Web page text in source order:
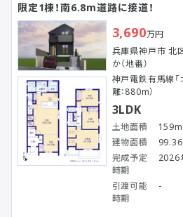
限定1棟！南6.8m道路に接道！
3,690万円
兵庫県神戸市 北
か（地番）
神戸電鉄有馬線
離：880m）
3LDK
土地面積
建物面積
完成予定
時期
2026
引渡可能
時期
-